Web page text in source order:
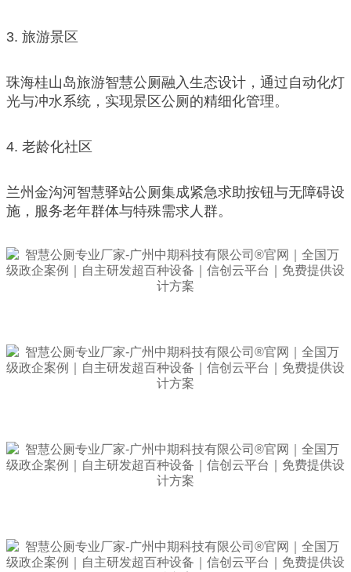
3. 旅游景区
珠海桂山岛旅游智慧公厕融入生态设计，通过自动化灯
光与冲水系统，实现景区公厕的精细化管理。
4. 老龄化社区
兰州金沟河智慧驿站公厕集成紧急求助按钮与无障碍设
施，服务老年群体与特殊需求人群。